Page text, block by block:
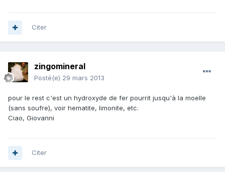
Citer
zingomineral
Posté(e) 29 mars 2013
pour le rest c'est un hydroxyde de fer pourrit jusqu'à la moelle
(sans soufre), voir hematite, limonite, etc.
Ciao, Giovanni
Citer